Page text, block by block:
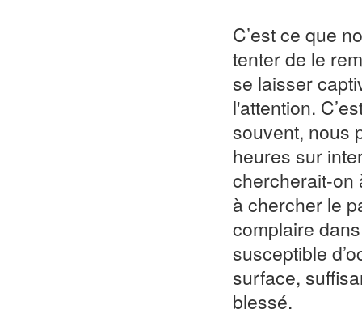
C’est ce que
tenter de le
se laisser
l'attention.
souvent, nous
heures sur
chercherait-on
à chercher le
complaire
susceptible
surface,
blessé.